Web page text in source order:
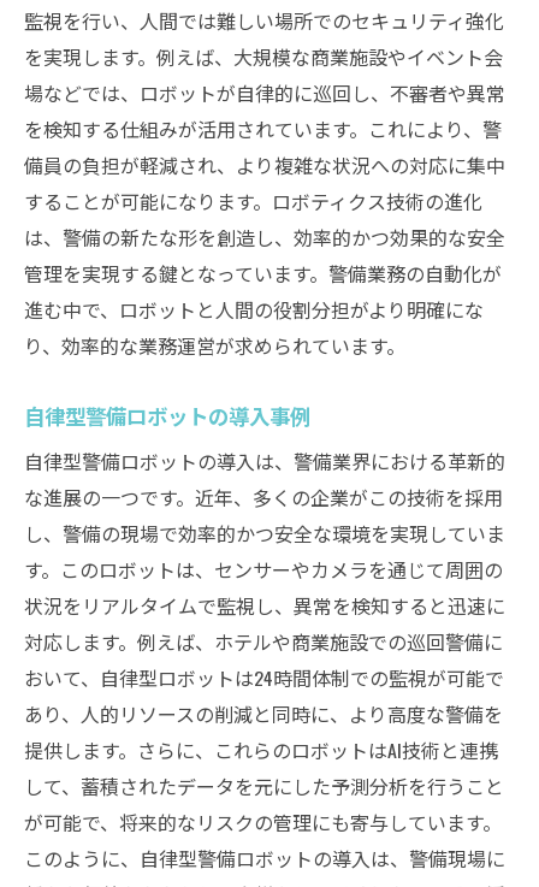
監視を行い、人間では難しい場所でのセキュリティ強化
を実現します。例えば、大規模な商業施設やイベント会
場などでは、ロボットが自律的に巡回し、不審者や異常
を検知する仕組みが活用されています。これにより、警
備員の負担が軽減され、より複雑な状況への対応に集中
することが可能になります。ロボティクス技術の進化
は、警備の新たな形を創造し、効率的かつ効果的な安全
管理を実現する鍵となっています。警備業務の自動化が
進む中で、ロボットと人間の役割分担がより明確にな
り、効率的な業務運営が求められています。
自律型警備ロボットの導入事例
自律型警備ロボットの導入は、警備業界における革新的
な進展の一つです。近年、多くの企業がこの技術を採用
し、警備の現場で効率的かつ安全な環境を実現していま
す。このロボットは、センサーやカメラを通じて周囲の
状況をリアルタイムで監視し、異常を検知すると迅速に
対応します。例えば、ホテルや商業施設での巡回警備に
おいて、自律型ロボットは24時間体制での監視が可能で
あり、人的リソースの削減と同時に、より高度な警備を
提供します。さらに、これらのロボットはAI技術と連携
して、蓄積されたデータを元にした予測分析を行うこと
が可能で、将来的なリスクの管理にも寄与しています。
このように、自律型警備ロボットの導入は、警備現場に